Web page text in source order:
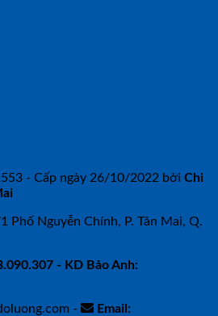
- Cấp ngày 26/10/2022 bởi Chi
Phố Nguyễn Chính, P. Tân Mai, Q.
- KD Bảo Anh:
-
Email: